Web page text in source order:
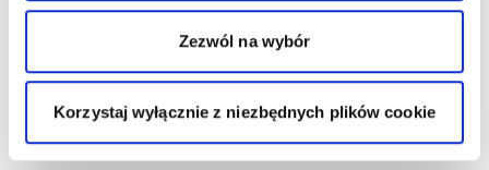
Zezwól na wybór
Korzystaj wyłącznie z niezbędnych plików cookie